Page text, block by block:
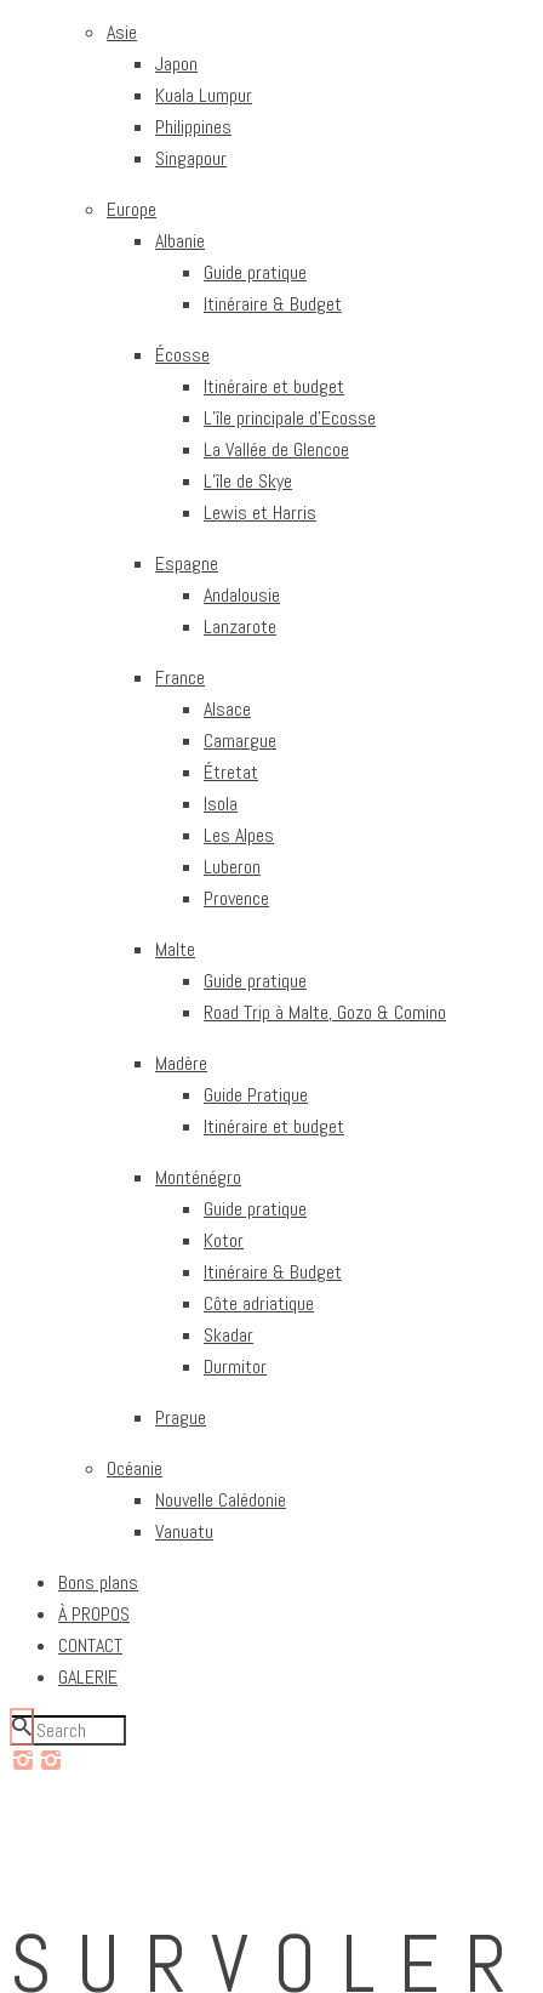
Asie
Japon
Kuala Lumpur
Philippines
Singapour
Europe
Albanie
Guide pratique
Itinéraire & Budget
Écosse
Itinéraire et budget
L’île principale d’Ecosse
La Vallée de Glencoe
L’île de Skye
Lewis et Harris
Espagne
Andalousie
Lanzarote
France
Alsace
Camargue
Étretat
Isola
Les Alpes
Luberon
Provence
Malte
Guide pratique
Road Trip à Malte, Gozo & Comino
Madère
Guide Pratique
Itinéraire et budget
Monténégro
Guide pratique
Kotor
Itinéraire & Budget
Côte adriatique
Skadar
Durmitor
Prague
Océanie
Nouvelle Calédonie
Vanuatu
Bons plans
À PROPOS
CONTACT
GALERIE